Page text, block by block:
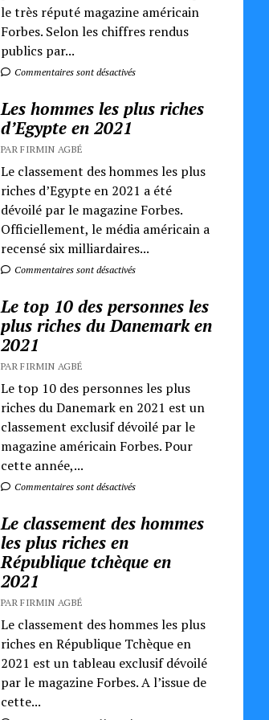
le très réputé magazine américain
Forbes. Selon les chiffres rendus
publics par...
Commentaires sont désactivés
Les hommes les plus riches
d’Egypte en 2021
PAR FIRMIN AGBÉ
Le classement des hommes les plus
riches d’Egypte en 2021 a été
dévoilé par le magazine Forbes.
Officiellement, le média américain a
recensé six milliardaires...
Commentaires sont désactivés
Le top 10 des personnes les
plus riches du Danemark en
2021
PAR FIRMIN AGBÉ
Le top 10 des personnes les plus
riches du Danemark en 2021 est un
classement exclusif dévoilé par le
magazine américain Forbes. Pour
cette année,...
Commentaires sont désactivés
Le classement des hommes
les plus riches en
République tchèque en
2021
PAR FIRMIN AGBÉ
Le classement des hommes les plus
riches en République Tchèque en
2021 est un tableau exclusif dévoilé
par le magazine Forbes. A l’issue de
cette...